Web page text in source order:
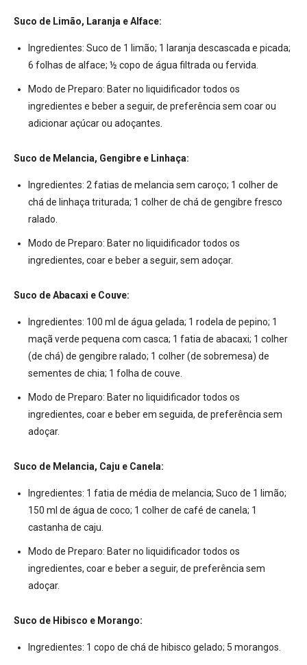
Suco de Limão, Laranja e Alface:
Ingredientes: Suco de 1 limão; 1 laranja descascada e picada;
6 folhas de alface; ½ copo de água filtrada ou fervida.
Modo de Preparo: Bater no liquidificador todos os
ingredientes e beber a seguir, de preferência sem coar ou
adicionar açúcar ou adoçantes.
Suco de Melancia, Gengibre e Linhaça:
Ingredientes: 2 fatias de melancia sem caroço; 1 colher de
chá de linhaça triturada; 1 colher de chá de gengibre fresco
ralado.
Modo de Preparo: Bater no liquidificador todos os
ingredientes, coar e beber a seguir, sem adoçar.
Suco de Abacaxi e Couve:
Ingredientes: 100 ml de água gelada; 1 rodela de pepino; 1
maçã verde pequena com casca; 1 fatia de abacaxi; 1 colher
(de chá) de gengibre ralado; 1 colher (de sobremesa) de
sementes de chia; 1 folha de couve.
Modo de Preparo: Bater no liquidificador todos os
ingredientes, coar e beber em seguida, de preferência sem
adoçar.
Suco de Melancia, Caju e Canela:
Ingredientes: 1 fatia de média de melancia; Suco de 1 limão;
150 ml de água de coco; 1 colher de café de canela; 1
castanha de caju.
Modo de Preparo: Bater no liquidificador todos os
ingredientes, coar e beber a seguir, de preferência sem
adoçar.
Suco de Hibisco e Morango:
Ingredientes: 1 copo de chá de hibisco gelado; 5 morangos.